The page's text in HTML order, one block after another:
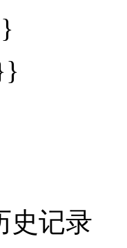
史记录